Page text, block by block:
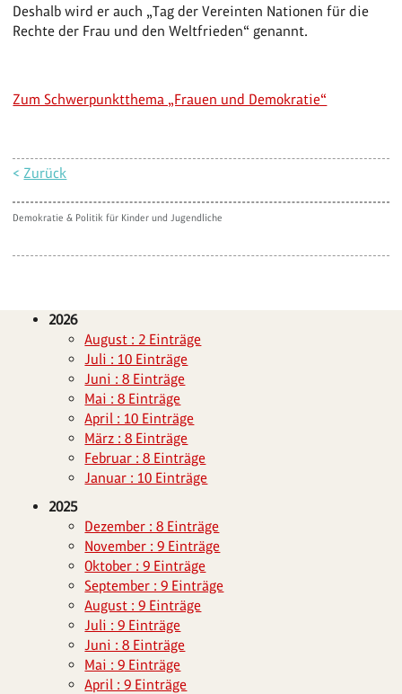
Deshalb wird er auch „Tag der Vereinten Nationen für die
Rechte der Frau und den Weltfrieden“ genannt.
Zum Schwerpunktthema „Frauen und Demokratie“
<Zurück
Demokratie & Politik für Kinder und Jugendliche
2026
August : 2 Einträge
Juli : 10 Einträge
Juni : 8 Einträge
Mai : 8 Einträge
April : 10 Einträge
März : 8 Einträge
Februar : 8 Einträge
Januar : 10 Einträge
2025
Dezember : 8 Einträge
November : 9 Einträge
Oktober : 9 Einträge
September : 9 Einträge
August : 9 Einträge
Juli : 9 Einträge
Juni : 8 Einträge
Mai : 9 Einträge
April : 9 Einträge